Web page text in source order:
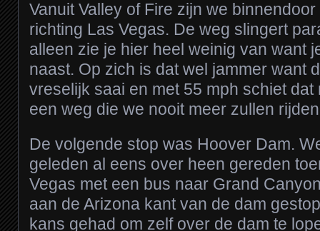
Vanuit Valley of Fire zijn we
richting Las Vegas. De weg slingert
alleen zie je hier heel weinig van want
naast. Op zich is dat wel jammer want
vreselijk saai en met 55 mph schiet dat
een weg die we nooit meer zullen
De volgende stop was Hoover Dam.
geleden al eens over heen gereden
Vegas met een bus naar Grand
aan de Arizona kant van de dam
kans gehad om zelf over de dam te